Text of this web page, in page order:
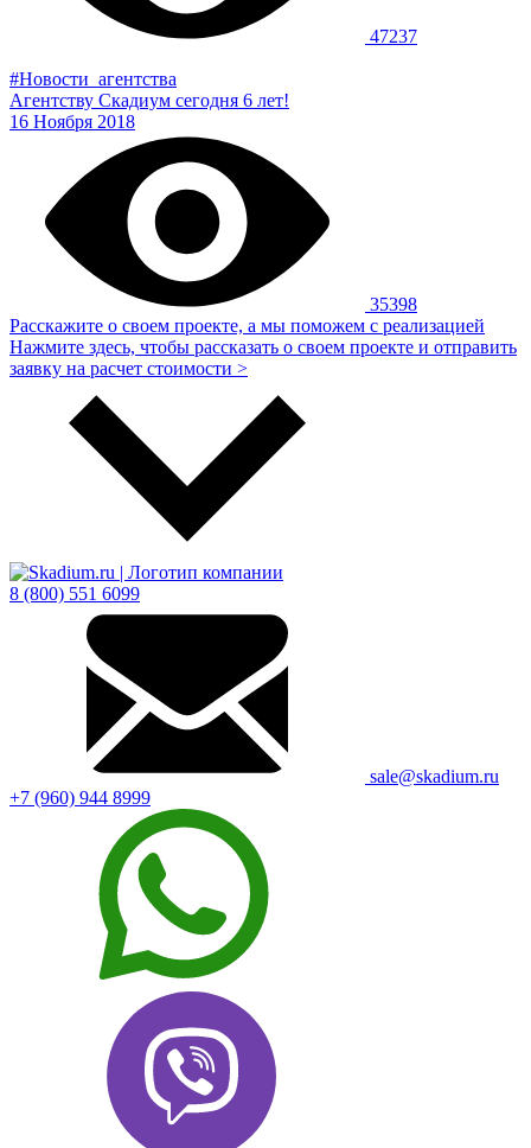
47237
#Новости_агентства
Агентству Скадиум сегодня 6 лет!
16 Ноября 2018
35398
Расскажите о своем проекте, а мы поможем с реализацией
Нажмите здесь, чтобы рассказать о своем проекте и отправить
заявку на расчет стоимости >
8 (800) 551 6099
sale@skadium.ru
+7 (960) 944 8999